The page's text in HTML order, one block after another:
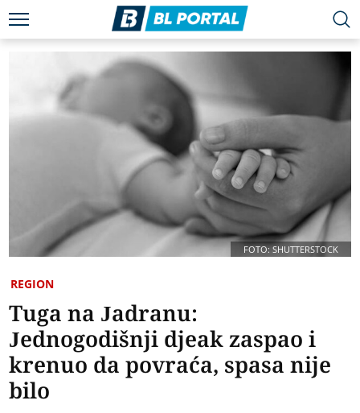
FOTO: SHUTTERSTOCK
REGION
Tuga na Jadranu:
Jednogodišnji djeak zaspao i
krenuo da povraća, spasa nije
bilo